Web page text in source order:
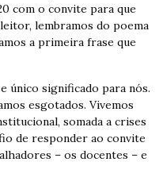
com o convite para que
lembramos do poema
a primeira frase que
único significado para nós.
esgotados. Vivemos
somada a crises
de responder ao convite
– os docentes – e